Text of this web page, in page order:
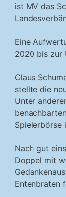
ist MV das
Eine
2020 bis zur
Claus
stellte die
Unter
Spielerbörse
Nach gut
Doppel mit
Entenbraten